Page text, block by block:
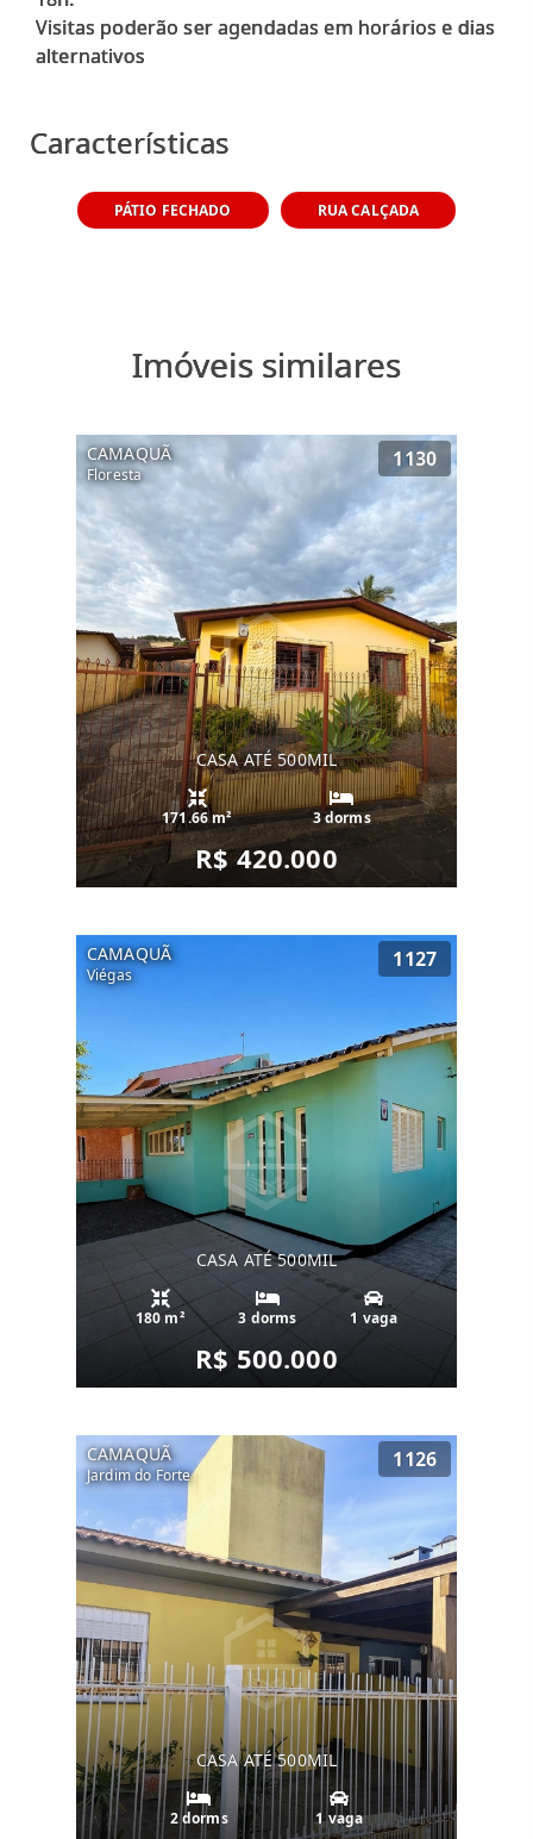
Visitas poderão ser agendadas em horários e dias
alternativos
Características
PÁTIO FECHADO RUA CALÇADA
Imóveis similares
CAMAQUÃ
Floresta
1130
CASA ATÉ 500MIL
171.66 m² 3 dorms
R$ 420.000
CAMAQUÃ
Viégas
1127
CASA ATÉ 500MIL
180 m² 3 dorms 1 vaga
R$ 500.000
CAMAQUÃ
Jardim do Forte
1126
CASA ATÉ 500MIL
2 dorms 1 vaga